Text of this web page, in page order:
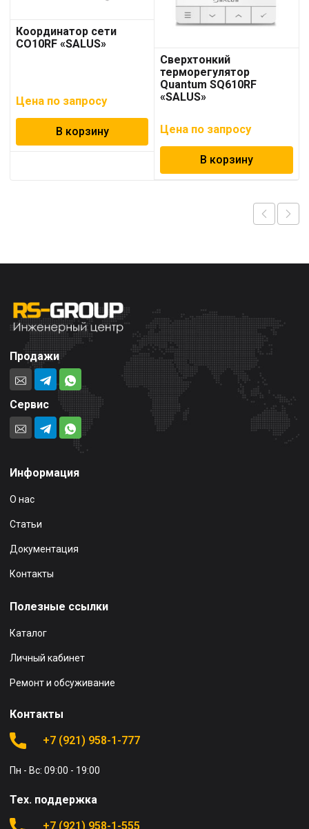
Координатор сети
CO10RF «SALUS»
Цена по запросу
В корзину
Сверхтонкий
терморегулятор
Quantum SQ610RF
«SALUS»
Цена по запросу
В корзину
Продажи
Сервис
Информация
О нас
Статьи
Документация
Контакты
Полезные ссылки
Каталог
Личный кабинет
Ремонт и обсуживание
Контакты
+7 (921) 958-1-777
Пн - Вс: 09:00 - 19:00
Тех. поддержка
+7 (921) 958-1-555